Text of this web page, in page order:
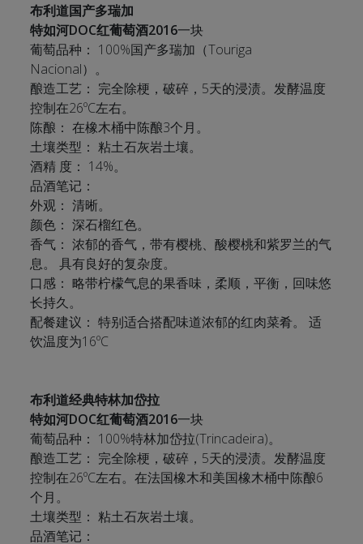
布利道国产多瑞加
特如河DOC红葡萄酒2016一块
葡萄品种： 100%国产多瑞加（Touriga
Nacional）。
酿造工艺： 完全除梗，破碎，5天的浸渍。发酵温度
控制在26ºC左右。
陈酿： 在橡木桶中陈酿3个月。
土壤类型： 粘土石灰岩土壤。
酒精 度： 14%。
品酒笔记：
外观： 清晰。
颜色： 深石榴红色。
香气： 浓郁的香气，带有樱桃、酸樱桃和紫罗兰的气
息。 具有良好的复杂度。
口感： 略带柠檬气息的果香味，柔顺，平衡，回味悠
长持久。
配餐建议： 特别适合搭配味道浓郁的红肉菜肴。 适
饮温度为16ºC
布利道经典特林加岱拉
特如河DOC红葡萄酒2016一块
葡萄品种： 100%特林加岱拉(Trincadeira)。
酿造工艺： 完全除梗，破碎，5天的浸渍。发酵温度
控制在26ºC左右。在法国橡木和美国橡木桶中陈酿6
个月。
土壤类型： 粘土石灰岩土壤。
品酒笔记：